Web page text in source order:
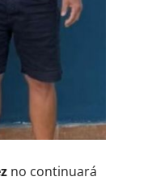
no continuará